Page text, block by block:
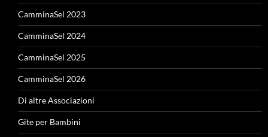
CamminaSel 2023
CamminaSel 2024
CamminaSel 2025
CamminaSel 2026
Di altre Associazioni
Gite per Bambini